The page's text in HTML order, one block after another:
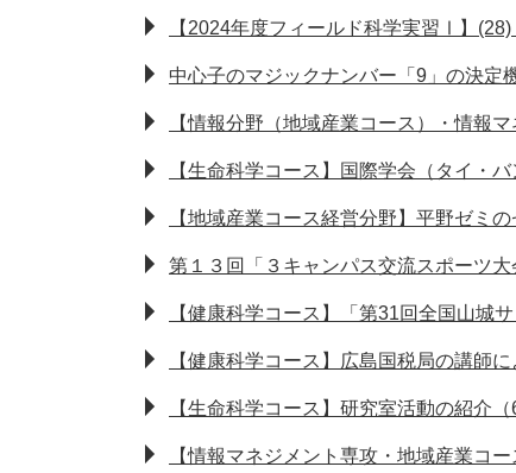
【2024年度フィールド科学実習Ⅰ】
中心子のマジックナンバー「9」の決定
【情報分野（地域産業コース）・情報
【生命科学コース】国際学会（タイ・
【地域産業コース経営分野】平野ゼミ
第１３回「３キャンパス交流スポーツ
【健康科学コース】「第31回全国山城
【健康科学コース】広島国税局の講師
【生命科学コース】研究室活動の紹介
【情報マネジメント専攻・地域産業コ